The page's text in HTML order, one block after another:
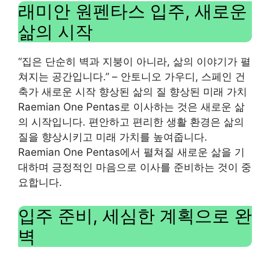
래미안 원펜타스 입주, 새로운
삶의 시작
“집은 단순히 벽과 지붕이 아니라, 삶의 이야기가 펼
쳐지는 공간입니다.” – 안토니오 가우디, 스페인 건
축가 새로운 시작 향상된 삶의 질 향상된 미래 가치
Raemian One Pentas로 이사하는 것은 새로운 삶
의 시작입니다. 편안하고 편리한 생활 환경은 삶의
질을 향상시키고 미래 가치를 높여줍니다.
Raemian One Pentas에서 펼쳐질 새로운 삶을 기
대하며 긍정적인 마음으로 이사를 준비하는 것이 중
요합니다.
입주 준비, 세심한 계획으로 완
벽